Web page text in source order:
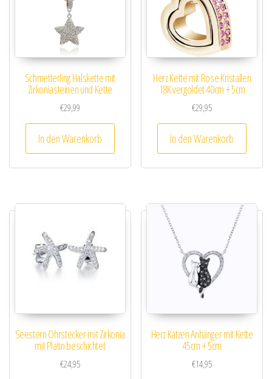
Schmetterling Halskette mit
Zirkoniasteinen und Kette
€29,99
In den Warenkorb
Herz Kette mit Rose Kristallen
18K vergoldet 40cm + 5cm
€29,95
In den Warenkorb
Seestern Ohrstecker mit Zirkonia
mit Platin beschichtet
€24,95
Herz Katzen Anhänger mit Kette
45cm + 5cm
€14,95